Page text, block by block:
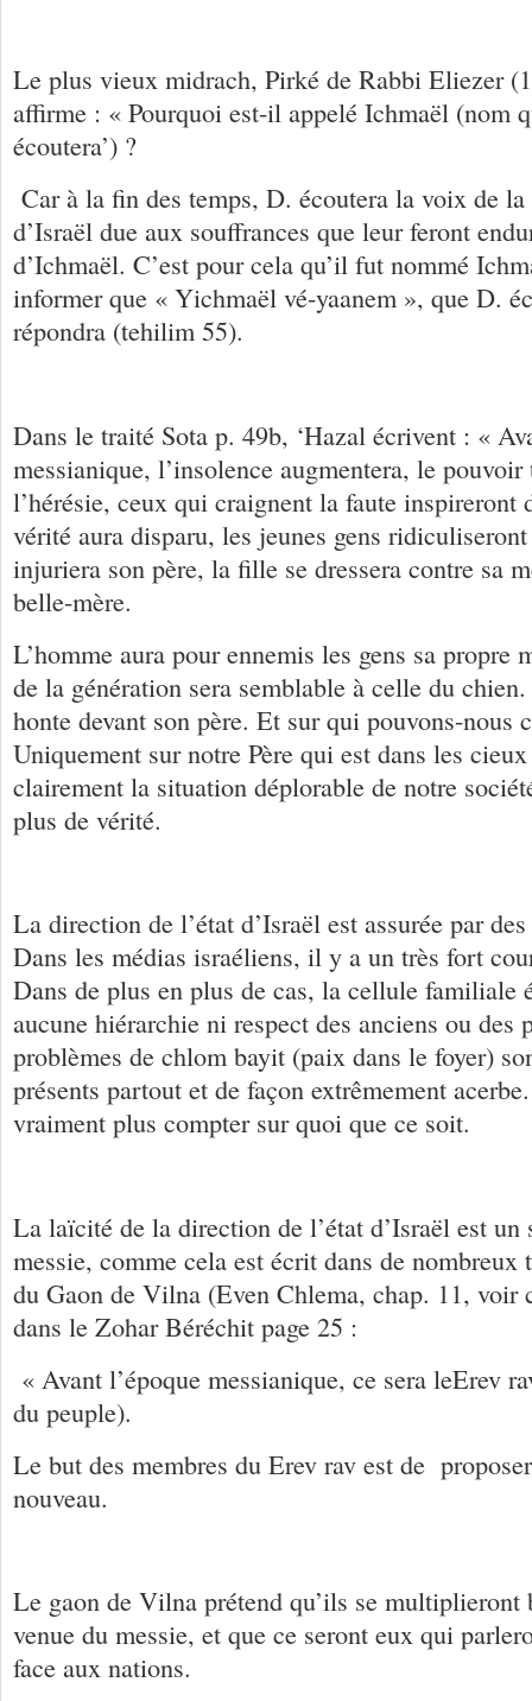
Le plus vieux midrach, Pirké de Rabbi Eliezer
affirme : « Pourquoi est-il appelé Ichmaël (nom
écoutera’) ?
Car à la fin des temps, D. écoutera la voix de
d’Israël due aux souffrances que leur feront
d’Ichmaël. C’est pour cela qu’il fut nommé
informer que « Yichmaël vé-yaanem », que D.
répondra (tehilim 55).
Dans le traité Sota p. 49b, ‘Hazal écrivent : «
messianique, l’insolence augmentera, le pouvoir
l’hérésie, ceux qui craignent la faute inspireront
vérité aura disparu, les jeunes gens
injuriera son père, la fille se dressera contre sa
belle-mère.
L’homme aura pour ennemis les gens sa propre
de la génération sera semblable à celle du
honte devant son père. Et sur qui pouvons-nous
Uniquement sur notre Père qui est dans les
clairement la situation déplorable de notre
plus de vérité.
La direction de l’état d’Israël est assurée par
Dans les médias israéliens, il y a un très fort
Dans de plus en plus de cas, la cellule familiale
aucune hiérarchie ni respect des anciens ou des
problèmes de chlom bayit (paix dans le foyer)
présents partout et de façon extrêmement
vraiment plus compter sur quoi que ce soit.
La laïcité de la direction de l’état d’Israël est un
messie, comme cela est écrit dans de nombreux
du Gaon de Vilna (Even Chlema, chap. 11, voir
dans le Zohar Béréchit page 25 :
« Avant l’époque messianique, ce sera leErev
du peuple).
Le but des membres du Erev rav est de
nouveau.
Le gaon de Vilna prétend qu’ils se multiplieront
venue du messie, et que ce seront eux qui
face aux nations.